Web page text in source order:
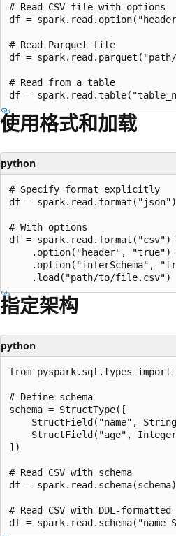
# Read CSV file with options
df =
# Read Parquet file
df =
# Read from a table
使用格式和加载
python
# Specify format explicitly
df =
# With options
df = spark.read.format("csv")
.option("header", "true")
.option("inferSchema",
指定架构
python
from pyspark.sql.types
# Define schema
schema = StructType([
StructField("name",
StructField("age",
])
# Read CSV with schema
df =
# Read CSV with DDL-